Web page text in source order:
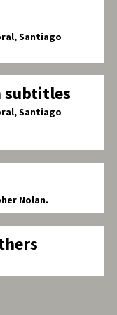
Santiago
subtitles
Santiago
Nolan.